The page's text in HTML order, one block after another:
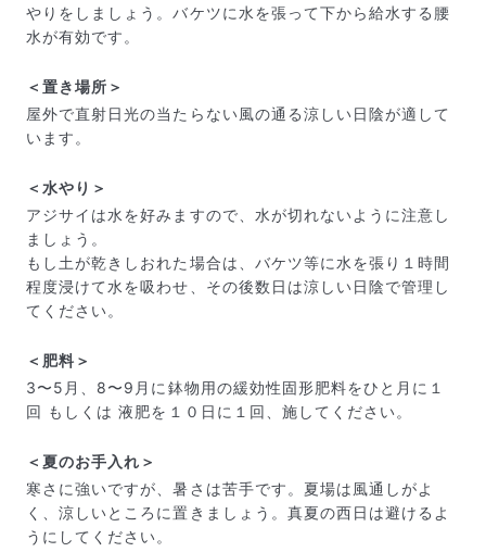
届いたお花に元気がなかったら？
もし届いたお花に「枯れている」「折れている」などの
不備があった場合は、些細なことでもお気軽にサポート
写真と同じものが届く？
商品ページに掲載している写真は、実際にお届けする商
品を撮影したものです。お花は生き物なので、どうして
やりをしましょう。バケツに水を張って下から給水する腰
水が有効です。
＜置き場所＞
屋外で直射日光の当たらない風の通る涼しい日陰が適して
います。
＜水やり＞
アジサイは水を好みますので、水が切れないように注意し
ましょう。
もし土が乾きしおれた場合は、バケツ等に水を張り１時間
程度浸けて水を吸わせ、その後数日は涼しい日陰で管理し
てください。
＜肥料＞
3〜5月、8〜9月に鉢物用の緩効性固形肥料をひと月に１
回 もしくは 液肥を１０日に１回、施してください。
＜夏のお手入れ＞
寒さに強いですが、暑さは苦手です。夏場は風通しがよ
く、涼しいところに置きましょう。真夏の西日は避けるよ
うにしてください。